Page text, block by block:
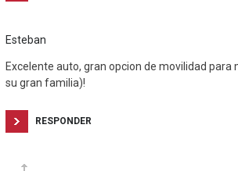
Esteban
Excelente auto, gran opcion de movilidad para
su gran familia)!
RESPONDER